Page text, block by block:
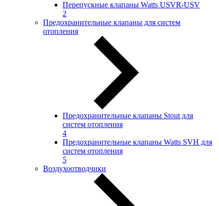
Перепускные клапаны Watts USVR-USV
2
Предохранительные клапаны для систем
отопления
Предохранительные клапаны Stout для
систем отопления
4
Предохранительные клапаны Watts SVH для
систем отопления
5
Воздухоотводчики